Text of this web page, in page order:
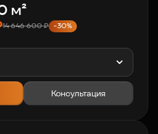
м²
14 646 600₽ -30%
Консультация